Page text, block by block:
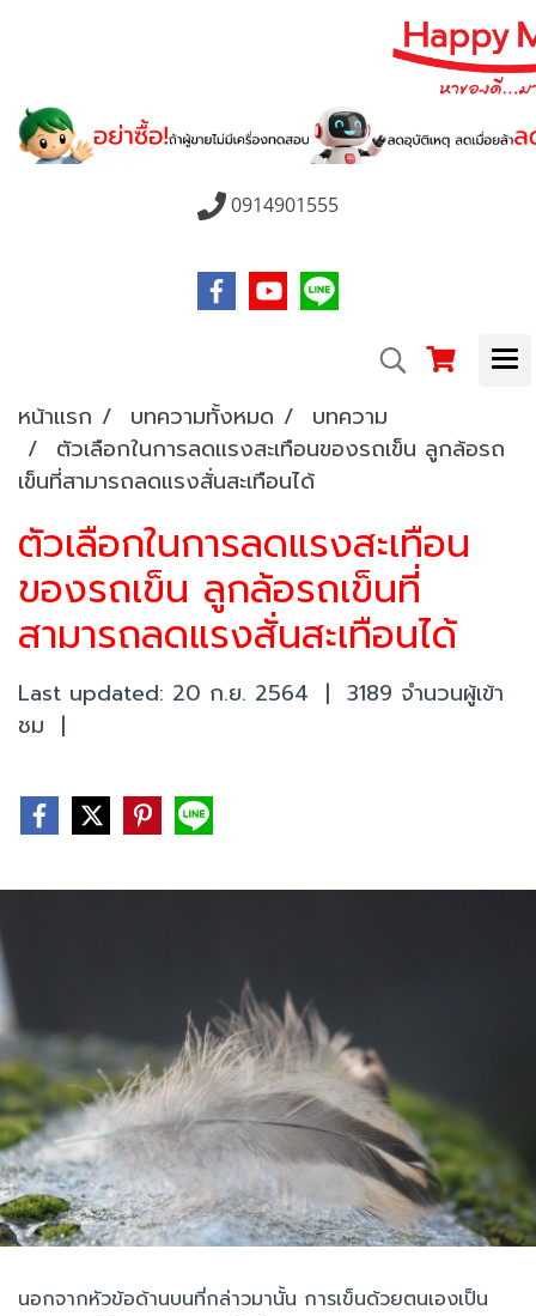
0914901555
หน้าแรก บทความทั้งหมด
บทความ
ตัวเลือกในการลดแรงสะเทือนของรถเข็น ลูกล้อรถ
เข็นที่สามารถลดแรงสั่นสะเทือนได้
ตัวเลือกในการลดแรงสะเทือน
ของรถเข็น ลูกล้อรถเข็นที่
สามารถลดแรงสั่นสะเทือนได้
Last updated: 20 ก.ย. 2564 | 3189 จำนวนผู้เข้า
ชม |
นอกจากหัวข้อด้านบนที่กล่าวมานั้น การเข็นด้วยตนเองเป็น